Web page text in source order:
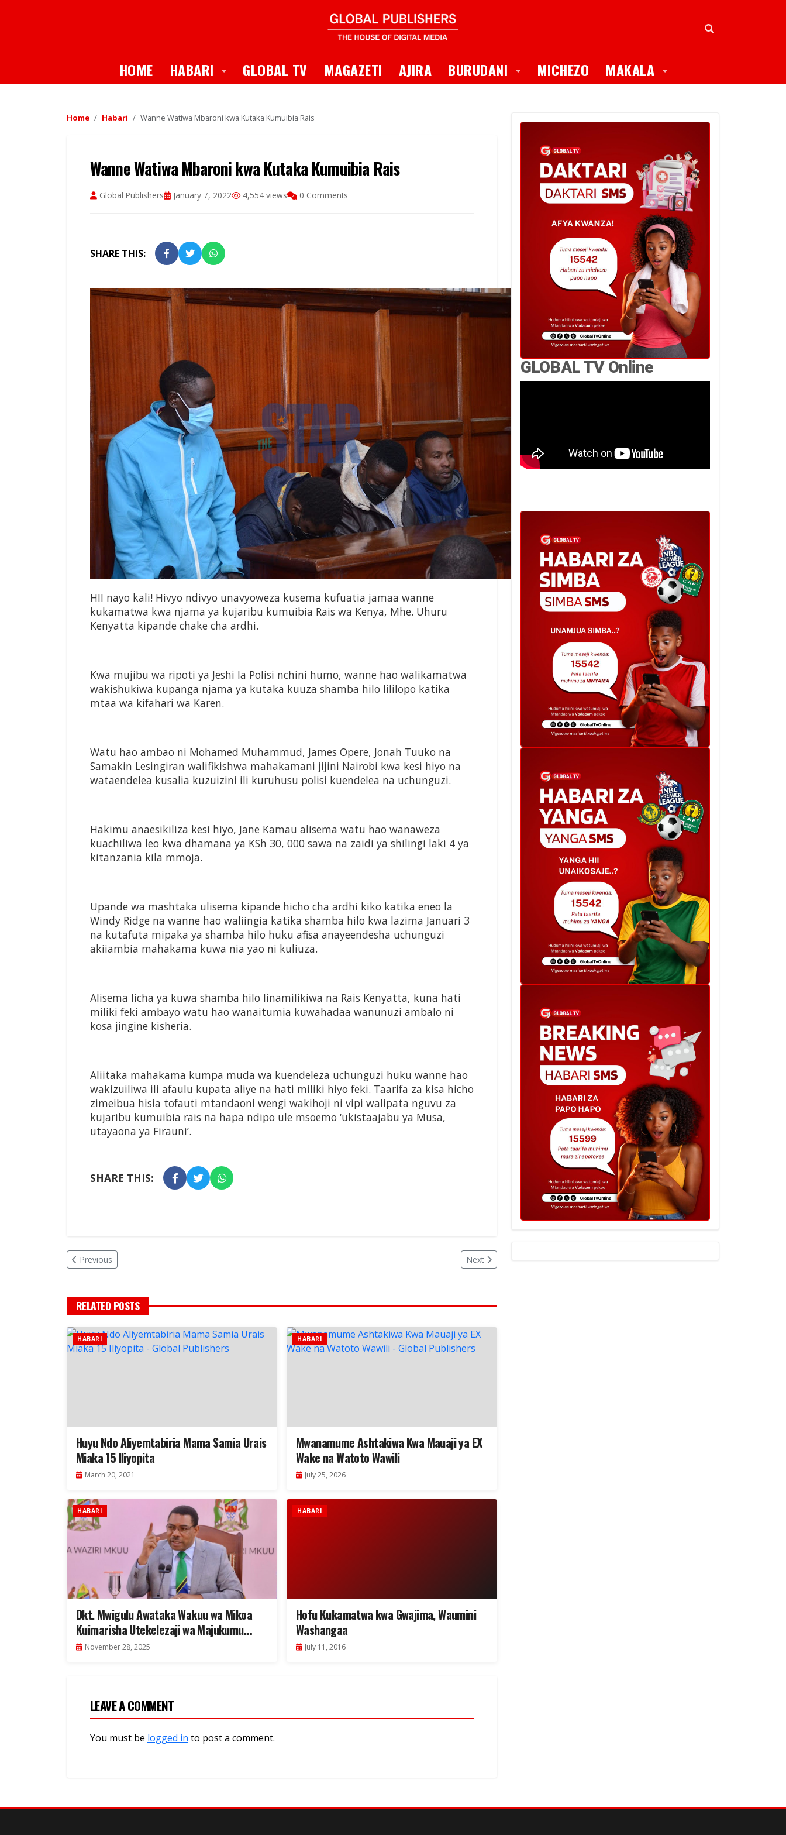
HOME HABARI Toggle Dropdown
GLOBAL TV MAGAZETI AJIRA BURUDANI Toggle Dropdown
MICHEZO MAKALA Toggle Dropdown
Home Habari Wanne Watiwa Mbaroni kwa Kutaka Kumuibia Rais
Wanne Watiwa Mbaroni kwa Kutaka Kumuibia Rais
Global Publishers January 7, 2022 4,554 views 0 Comments
SHARE THIS:
HII nayo kali! Hivyo ndivyo unavyoweza kusema kufuatia jamaa wanne
kukamatwa kwa njama ya kujaribu kumuibia Rais wa Kenya, Mhe. Uhuru
Kenyatta kipande chake cha ardhi.
Kwa mujibu wa ripoti ya Jeshi la Polisi nchini humo, wanne hao walikamatwa
wakishukiwa kupanga njama ya kutaka kuuza shamba hilo lililopo katika
mtaa wa kifahari wa Karen.
Watu hao ambao ni Mohamed Muhammud, James Opere, Jonah Tuuko na
Samakin Lesingiran walifikishwa mahakamani jijini Nairobi kwa kesi hiyo na
wataendelea kusalia kuzuizini ili kuruhusu polisi kuendelea na uchunguzi.
Hakimu anaesikiliza kesi hiyo, Jane Kamau alisema watu hao wanaweza
kuachiliwa leo kwa dhamana ya KSh 30, 000 sawa na zaidi ya shilingi laki 4 ya
kitanzania kila mmoja.
Upande wa mashtaka ulisema kipande hicho cha ardhi kiko katika eneo la
Windy Ridge na wanne hao waliingia katika shamba hilo kwa lazima Januari 3
na kutafuta mipaka ya shamba hilo huku afisa anayeendesha uchunguzi
akiiambia mahakama kuwa nia yao ni kuliuza.
Alisema licha ya kuwa shamba hilo linamilikiwa na Rais Kenyatta, kuna hati
miliki feki ambayo watu hao wanaitumia kuwahadaa wanunuzi ambalo ni
kosa jingine kisheria.
Aliitaka mahakama kumpa muda wa kuendeleza uchunguzi huku wanne hao
wakizuiliwa ili afaulu kupata aliye na hati miliki hiyo feki. Taarifa za kisa hicho
zimeibua hisia tofauti mtandaoni wengi wakihoji ni vipi walipata nguvu za
kujaribu kumuibia rais na hapa ndipo ule msoemo ‘ukistaajabu ya Musa,
utayaona ya Firauni’.
SHARE THIS:
Previous Next
RELATED POSTS
HABARI
Huyu Ndo Aliyemtabiria Mama Samia Urais
Miaka 15 Iliyopita
March 20, 2021
HABARI
Mwanamume Ashtakiwa Kwa Mauaji ya EX
Wake na Watoto Wawili
July 25, 2026
HABARI
Dkt. Mwigulu Awataka Wakuu wa Mikoa
Kuimarisha Utekelezaji wa Majukumu
Nchini
November 28, 2025
HABARI
Hofu Kukamatwa kwa Gwajima, Waumini
Washangaa
July 11, 2016
LEAVE A COMMENT
You must be logged in to post a comment.
GLOBAL TV Online